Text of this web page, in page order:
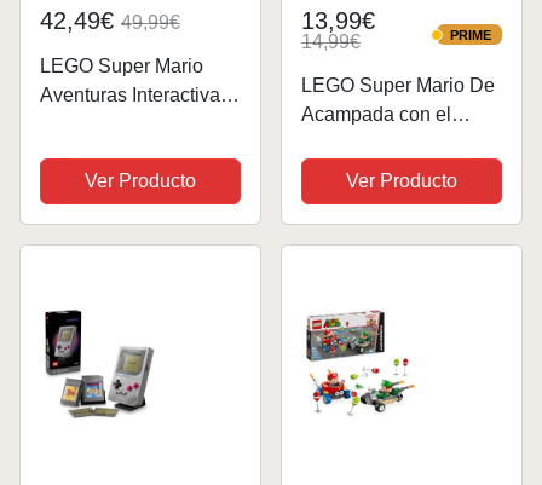
42,49€ 49,99€
LEGO Super Mario
Aventuras Interactivas
Minihelikoopa de
Bowsy, Yoshi de
Juguete, Regalo
Ver Producto
13,99€
14,99€ PRIME
PRIME
LEGO Super Mario De
Acampada con el
Interactivo con 3
Figuras Inc. Goomba -
Tienda de Campaña y
Gamer...
Ver Producto